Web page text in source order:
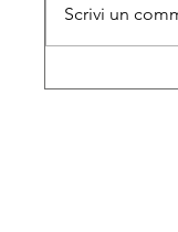
Scrivi un